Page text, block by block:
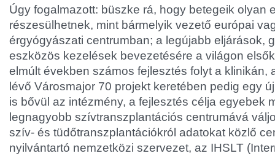
Úgy fogalmazott: büszke rá, hogy betegeik olyan
részesülhetnek, mint bármelyik vezető európai
érgyógyászati centrumban; a legújabb eljárások,
eszközös kezelések bevezetésére a világon
elmúlt években számos fejlesztés folyt a klinikán,
lévő Városmajor 70 projekt keretében pedig egy
is bővül az intézmény, a fejlesztés célja egyebek
legnagyobb szívtranszplantációs centrumává
szív- és tüdőtranszplantációkról adatokat közlő
nyilvántartó nemzetközi szervezet, az IHSLT